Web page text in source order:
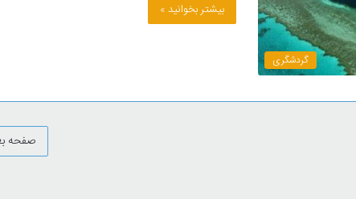
گردشگری
بیشتر بخوانید »
صفحه